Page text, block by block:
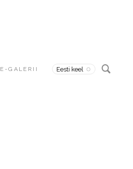
E-GALERII Eesti keel